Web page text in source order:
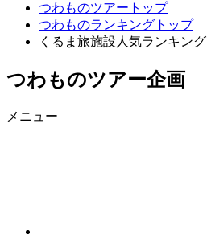
つわものツアートップ
つわものランキングトップ
くるま旅施設人気ランキング
つわものツアー企画
メニュー